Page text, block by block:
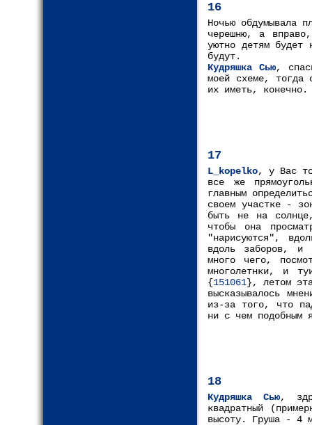
16
Ночью обдумывала
черешню, а
уютно детям будет
будут.
Кудряшка Сью,
моей схеме, тогда
их иметь, конечно.
17
L_kopelko, у Вас
все же
главным
своем участке -
быть не на
чтобы она
"нарисуются",
вдоль заборов, и
много чего,
многолетнки, и
{151061}, летом
высказывалось
из-за того, что
ни с чем подобным
18
Кудряшка Сью,
квадратный
высоту. Груша - 4